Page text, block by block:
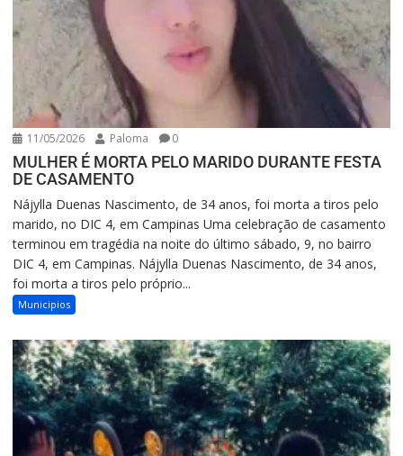
11/05/2026 Paloma 0
MULHER É MORTA PELO MARIDO DURANTE FESTA
DE CASAMENTO
Nájylla Duenas Nascimento, de 34 anos, foi morta a tiros pelo
marido, no DIC 4, em Campinas Uma celebração de casamento
terminou em tragédia na noite do último sábado, 9, no bairro
DIC 4, em Campinas. Nájylla Duenas Nascimento, de 34 anos,
foi morta a tiros pelo próprio...
Municipios